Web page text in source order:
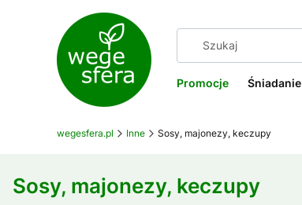
Promocje Śniadanie
wegesfera.pl Inne Sosy, majonezy, keczupy
Sosy, majonezy, keczupy